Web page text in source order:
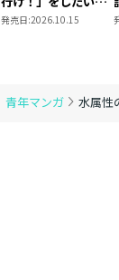
青年マンガ 水属性
にたがりの望まぬ宇
発売日:2026.10.15